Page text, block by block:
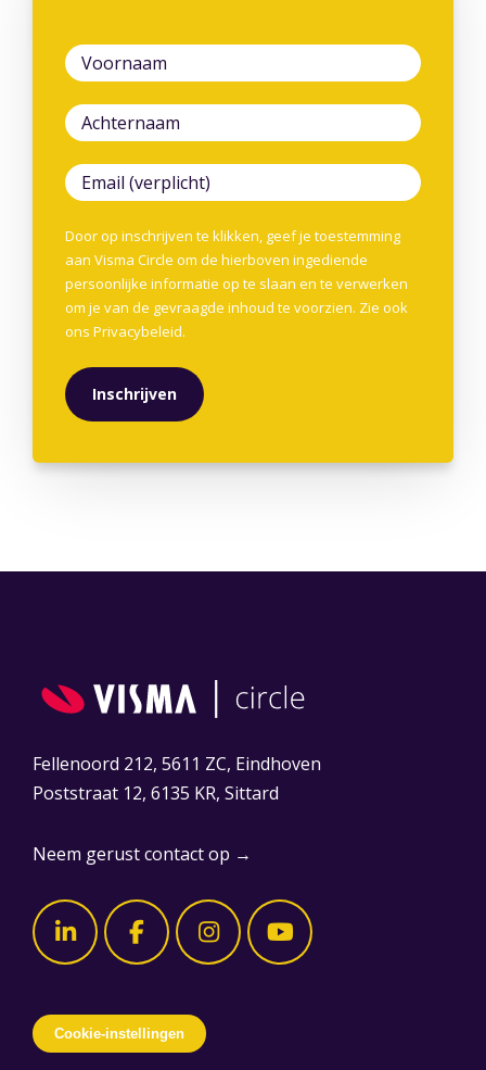
Door op inschrijven te klikken, geef je toestemming
aan Visma Circle om de hierboven ingediende
persoonlijke informatie op te slaan en te verwerken
om je van de gevraagde inhoud te voorzien. Zie ook
ons Privacybeleid.
Fellenoord 212, 5611 ZC, Eindhoven
Poststraat 12, 6135 KR, Sittard
Neem gerust contact op →
Cookie-instellingen